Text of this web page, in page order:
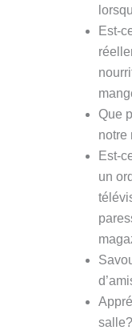
Est-
Que
notre
Est-
un
salle?